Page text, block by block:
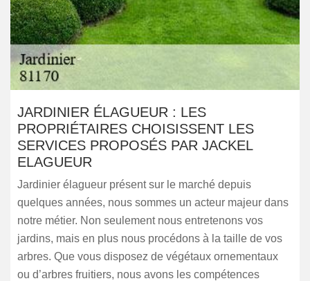
JARDINIER ÉLAGUEUR : LES
PROPRIÉTAIRES CHOISISSENT LES
SERVICES PROPOSÉS PAR JACKEL
ELAGUEUR
Jardinier élagueur présent sur le marché depuis
quelques années, nous sommes un acteur majeur dans
notre métier. Non seulement nous entretenons vos
jardins, mais en plus nous procédons à la taille de vos
arbres. Que vous disposez de végétaux ornementaux
ou d’arbres fruitiers, nous avons les compétences